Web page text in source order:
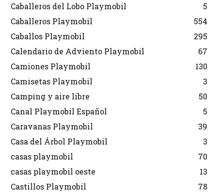
Caballeros del Lobo Playmobil
5
Caballeros Playmobil
554
Caballos Playmobil
295
Calendario de Adviento Playmobil
67
Camiones Playmobil
130
Camisetas Playmobil
3
Camping y aire libre
50
Canal Playmobil Español
5
Caravanas Playmobil
39
Casa del Árbol Playmobil
3
casas playmobil
70
casas playmobil oeste
13
Castillos Playmobil
78